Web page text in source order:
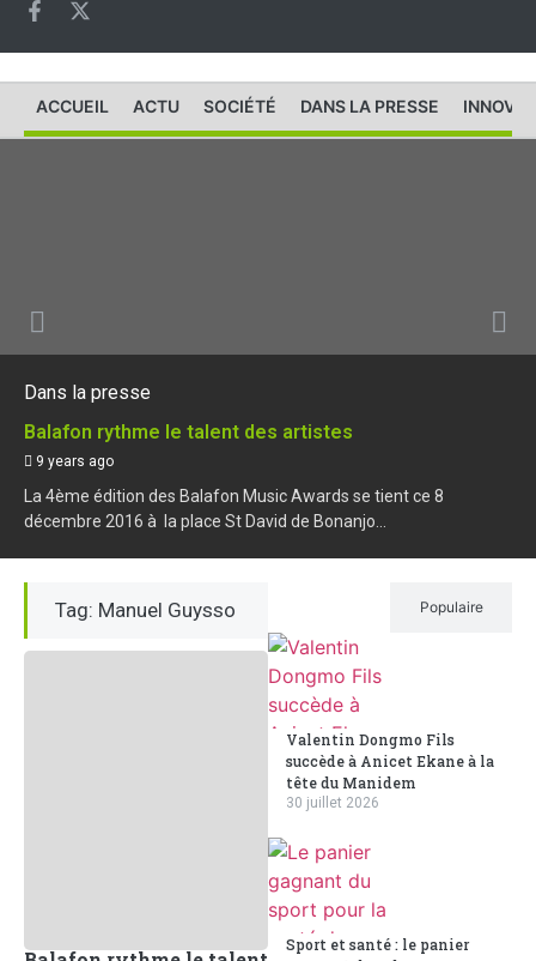
ACCUEIL ACTU SOCIÉTÉ DANS LA PRESSE
Dans la presse
Balafon rythme le talent des artistes
9 years ago
La 4ème édition des Balafon Music Awards se tient ce 8
décembre 2016 à la place St David de Bonanjo...
Tag: Manuel Guysso Populaire
Valentin Dongmo Fils
succède à Anicet Ekane à la
tête du Manidem
30 juillet 2026
Sport et santé : le panier